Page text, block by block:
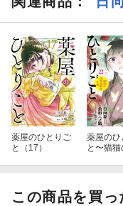
薬屋のひとりご
と（17）
薬屋のひ
と〜猫猫
この商品を買